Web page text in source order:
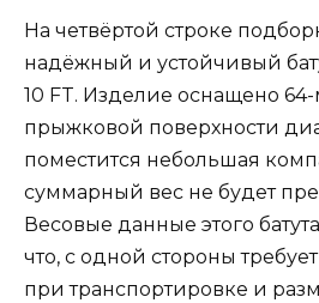
На четвёртой строке
надёжный и устойчивый
10 FT. Изделие оснащено
прыжковой поверхности
поместится небольшая
суммарный вес не будет
Весовые данные этого
что, с одной стороны
при транспортировке и